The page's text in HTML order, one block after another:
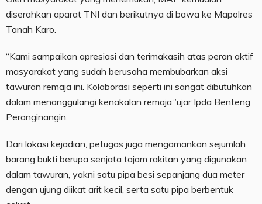
diserahkan aparat TNI dan berikutnya di bawa ke Mapolres
Tanah Karo.
“Kami sampaikan apresiasi dan terimakasih atas peran aktif
masyarakat yang sudah berusaha membubarkan aksi
tawuran remaja ini. Kolaborasi seperti ini sangat dibutuhkan
dalam menanggulangi kenakalan remaja,”ujar Ipda Benteng
Peranginangin.
Dari lokasi kejadian, petugas juga mengamankan sejumlah
barang bukti berupa senjata tajam rakitan yang digunakan
dalam tawuran, yakni satu pipa besi sepanjang dua meter
dengan ujung diikat arit kecil, serta satu pipa berbentuk